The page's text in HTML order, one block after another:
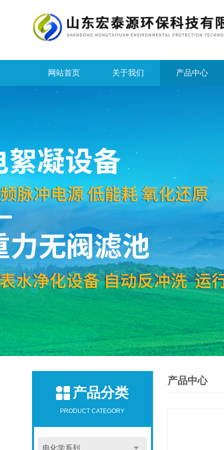
网站首页 关于我们 产品中心
产品分类
PRODUCT CATEGORY
电化学系列
产品中心